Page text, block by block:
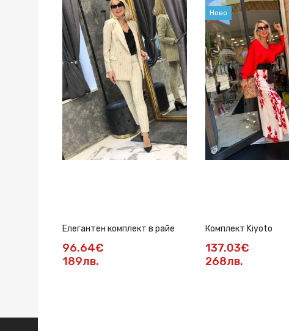
Елегантен комплект в райе
96.64€
189лв.
Ново
Комплект Kiyoto
137.03€
268лв.